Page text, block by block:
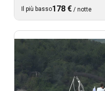
Il più basso178 € / notte